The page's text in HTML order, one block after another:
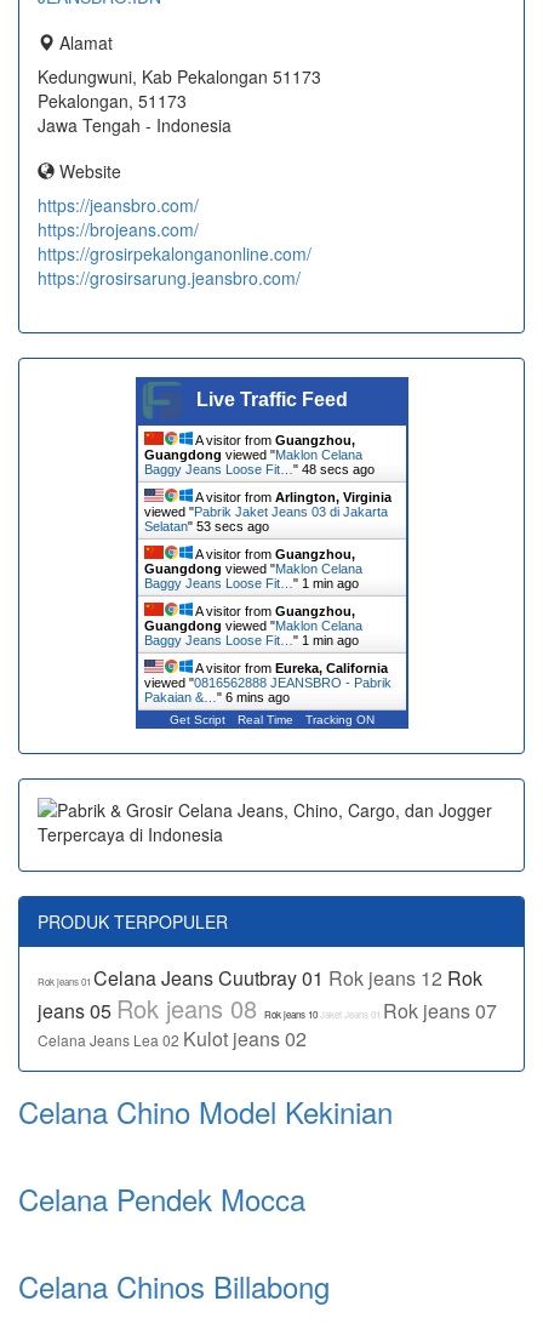
Alamat
Kedungwuni, Kab Pekalongan 51173
Pekalongan, 51173
Jawa Tengah - Indonesia
Website
https://jeansbro.com/
https://brojeans.com/
https://grosirpekalonganonline.com/
https://grosirsarung.jeansbro.com/
Live Traffic Feed
A visitor from Guangzhou,
Guangdong viewed "Maklon Celana
Baggy Jeans Loose Fit… " 49 secs ago
A visitor from Arlington, Virginia
viewed "Pabrik Jaket Jeans 03 di Jakarta
Selatan" 54 secs ago
A visitor from Guangzhou,
Guangdong viewed "Maklon Celana
Baggy Jeans Loose Fit… " 1 min ago
A visitor from Guangzhou,
Guangdong viewed "Maklon Celana
Baggy Jeans Loose Fit… " 1 min ago
A visitor from Eureka, California
viewed "0816562888 JEANSBRO - Pabrik
Pakaian &… " 6 mins ago
Get Script Real Time Tracking ON
PRODUK TERPOPULER
Rok jeans 01 Celana Jeans Cuutbray 01 Rok jeans 12 Rok
jeans 05 Rok jeans 08 Rok jeans 10Jaket Jeans 01 Rok jeans 07
Celana Jeans Lea 02 Kulot jeans 02
Celana Chino Model Kekinian
Celana Pendek Mocca
Celana Chinos Billabong